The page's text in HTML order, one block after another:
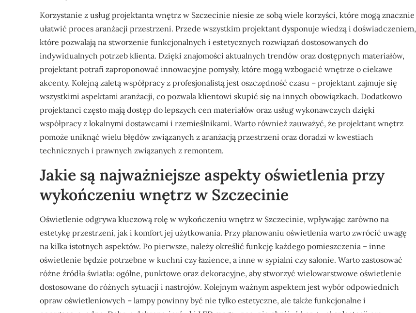
Korzystanie z usług projektanta wnętrz w Szczecinie niesie ze sobą wiele korzyści, które mogą znacznie
ułatwić proces aranżacji przestrzeni. Przede wszystkim projektant dysponuje wiedzą i doświadczeniem,
które pozwalają na stworzenie funkcjonalnych i estetycznych rozwiązań dostosowanych do
indywidualnych potrzeb klienta. Dzięki znajomości aktualnych trendów oraz dostępnych materiałów,
projektant potrafi zaproponować innowacyjne pomysły, które mogą wzbogacić wnętrze o ciekawe
akcenty. Kolejną zaletą współpracy z profesjonalistą jest oszczędność czasu – projektant zajmuje się
wszystkimi aspektami aranżacji, co pozwala klientowi skupić się na innych obowiązkach. Dodatkowo
projektanci często mają dostęp do lepszych cen materiałów oraz usług wykonawczych dzięki
współpracy z lokalnymi dostawcami i rzemieślnikami. Warto również zauważyć, że projektant wnętrz
pomoże uniknąć wielu błędów związanych z aranżacją przestrzeni oraz doradzi w kwestiach
technicznych i prawnych związanych z remontem.
Jakie są najważniejsze aspekty oświetlenia przy
wykończeniu wnętrz w Szczecinie
Oświetlenie odgrywa kluczową rolę w wykończeniu wnętrz w Szczecinie, wpływając zarówno na
estetykę przestrzeni, jak i komfort jej użytkowania. Przy planowaniu oświetlenia warto zwrócić uwagę
na kilka istotnych aspektów. Po pierwsze, należy określić funkcję każdego pomieszczenia – inne
oświetlenie będzie potrzebne w kuchni czy łazience, a inne w sypialni czy salonie. Warto zastosować
różne źródła światła: ogólne, punktowe oraz dekoracyjne, aby stworzyć wielowarstwowe oświetlenie
dostosowane do różnych sytuacji i nastrojów. Kolejnym ważnym aspektem jest wybór odpowiednich
opraw oświetleniowych – lampy powinny być nie tylko estetyczne, ale także funkcjonalne i